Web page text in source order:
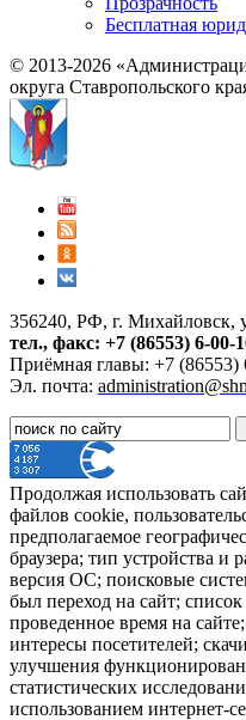
Бесплатная
© 2013-2026
округа Ставропольского
356240, РФ, г. Михайловск,
тел., факс: +7 (86553) 6-00-
Приёмная главы: +7 (86553)
Эл. почта:
Продолжая использовать
файлов cookie,
предполагаемое
браузера; тип устройства и
версия ОС; поисковые
был переход на сайт;
проведенное время на
интересы посетителей;
улучшения
статистических
использованием интернет-